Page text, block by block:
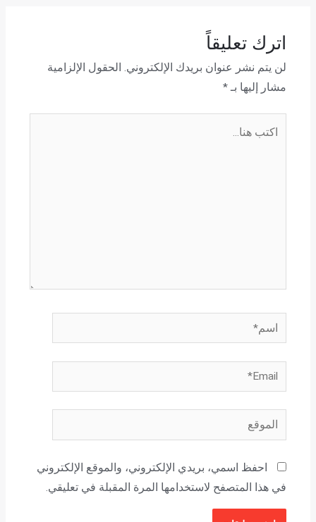
اترك تعليقاً
لن يتم نشر عنوان بريدك الإلكتروني. الحقول الإلزامية
مشار إليها بـ*
اسم*
Email*
الموقع
احفظ اسمي، بريدي الإلكتروني، والموقع الإلكتروني
في هذا المتصفح لاستخدامها المرة المقبلة في تعليقي.